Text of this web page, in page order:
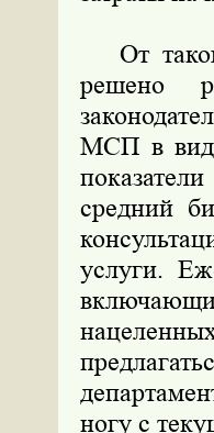
От
решено
МСП в
средний
услуги.
ногу с